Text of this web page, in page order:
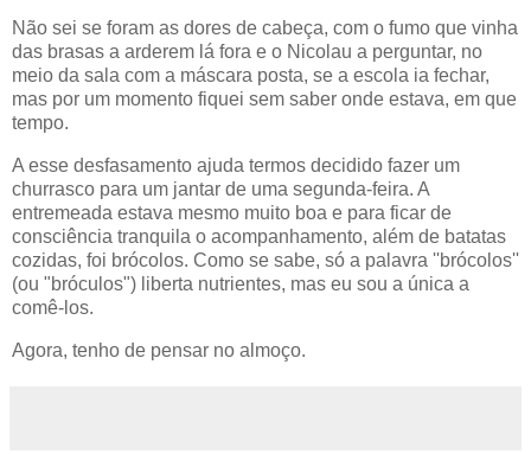
Não sei se foram as dores de cabeça, com o fumo que vinha
das brasas a arderem lá fora e o Nicolau a perguntar, no
meio da sala com a máscara posta, se a escola ia fechar,
mas por um momento fiquei sem saber onde estava, em que
tempo.
A esse desfasamento ajuda termos decidido fazer um
churrasco para um jantar de uma segunda-feira. A
entremeada estava mesmo muito boa e para ficar de
consciência tranquila o acompanhamento, além de batatas
cozidas, foi brócolos. Como se sabe, só a palavra ''brócolos''
(ou "bróculos") liberta nutrientes, mas eu sou a única a
comê-los.
Agora, tenho de pensar no almoço.